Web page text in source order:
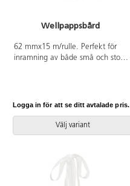
Wellpappsbård
62 mmx15 m/rulle. Perfekt för
inramning av både små och stora
Logga in för att se ditt avtalade pris.
Välj variant